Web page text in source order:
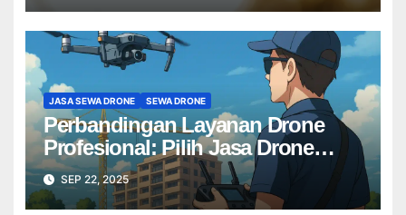
JASA SEWA DRONE SEWA DRONE
Perbandingan Layanan Drone
Profesional: Pilih Jasa Drone
Terbaik untuk Proyek Anda
SEP 22, 2025